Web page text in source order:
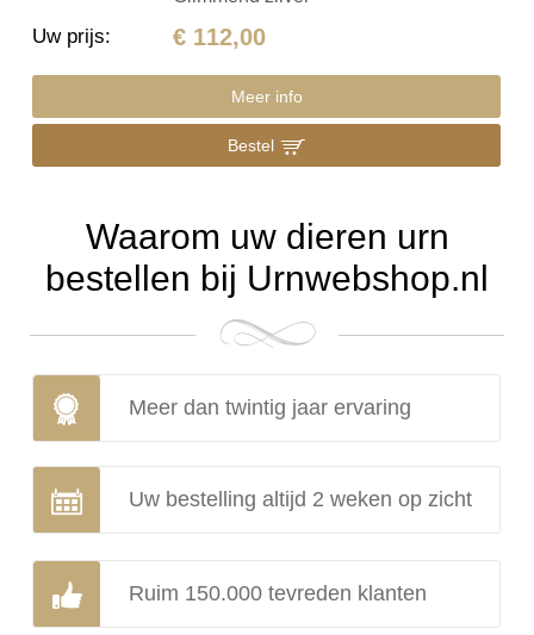
Uw prijs: € 112,00
Meer info
Bestel
Waarom uw dieren urn
bestellen bij Urnwebshop.nl
Meer dan twintig jaar ervaring
Uw bestelling altijd 2 weken op zicht
Ruim 150.000 tevreden klanten